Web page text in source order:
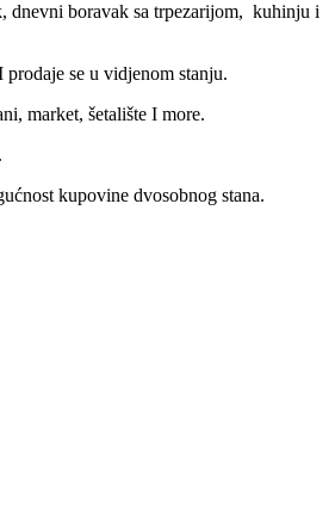
dnevni boravak sa trpezarijom, kuhinju i
se u vidjenom stanju.
market, šetalište I more.
kupovine dvosobnog stana.